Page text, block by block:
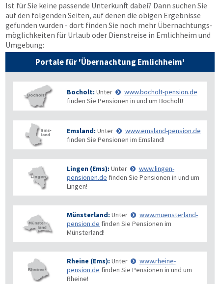
Ist für Sie keine passende Unterkunft dabei? Dann suchen Sie
auf den folgenden Seiten, auf denen die obigen Ergebnisse
gefunden wurden - dort finden Sie noch mehr Übernachtungs­
möglichkeiten für Urlaub oder Dienstreise in Emlichheim und
Umgebung:
Portale für 'Übernachtung Emlichheim'
Bocholt: Unter
www.bocholt-pension.de
finden Sie Pensionen in und um Bocholt!
Emsland: Unter
www.emsland-pension.de
finden Sie Pensionen im Emsland!
Lingen (Ems): Unter
www.lingen-
pensionen.de finden Sie Pensionen in und um
Lingen!
Münsterland: Unter
www.muensterland-
pension.de finden Sie Pensionen im
Münsterland!
Rheine (Ems): Unter
www.rheine-
pension.de finden Sie Pensionen in und um
Rheine!